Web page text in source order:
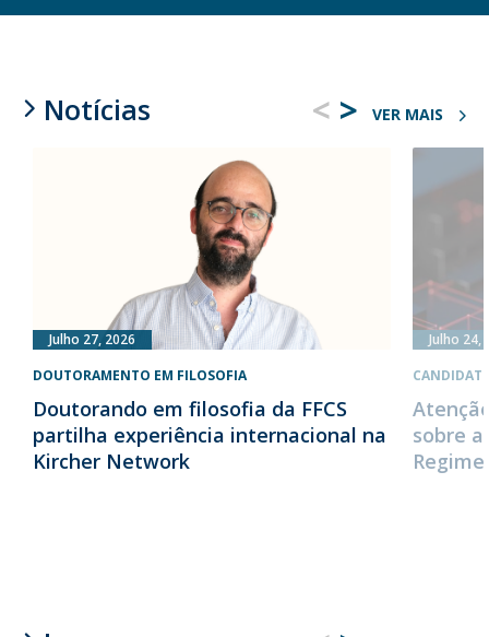
VER MAIS
Notícias < >
DOUTORAMENTO EM FILOSOFIA
Doutorando em filosofia da FFCS
partilha experiência internacional na
Kircher Network
Julho 27, 2026
sobre
Julho 24,